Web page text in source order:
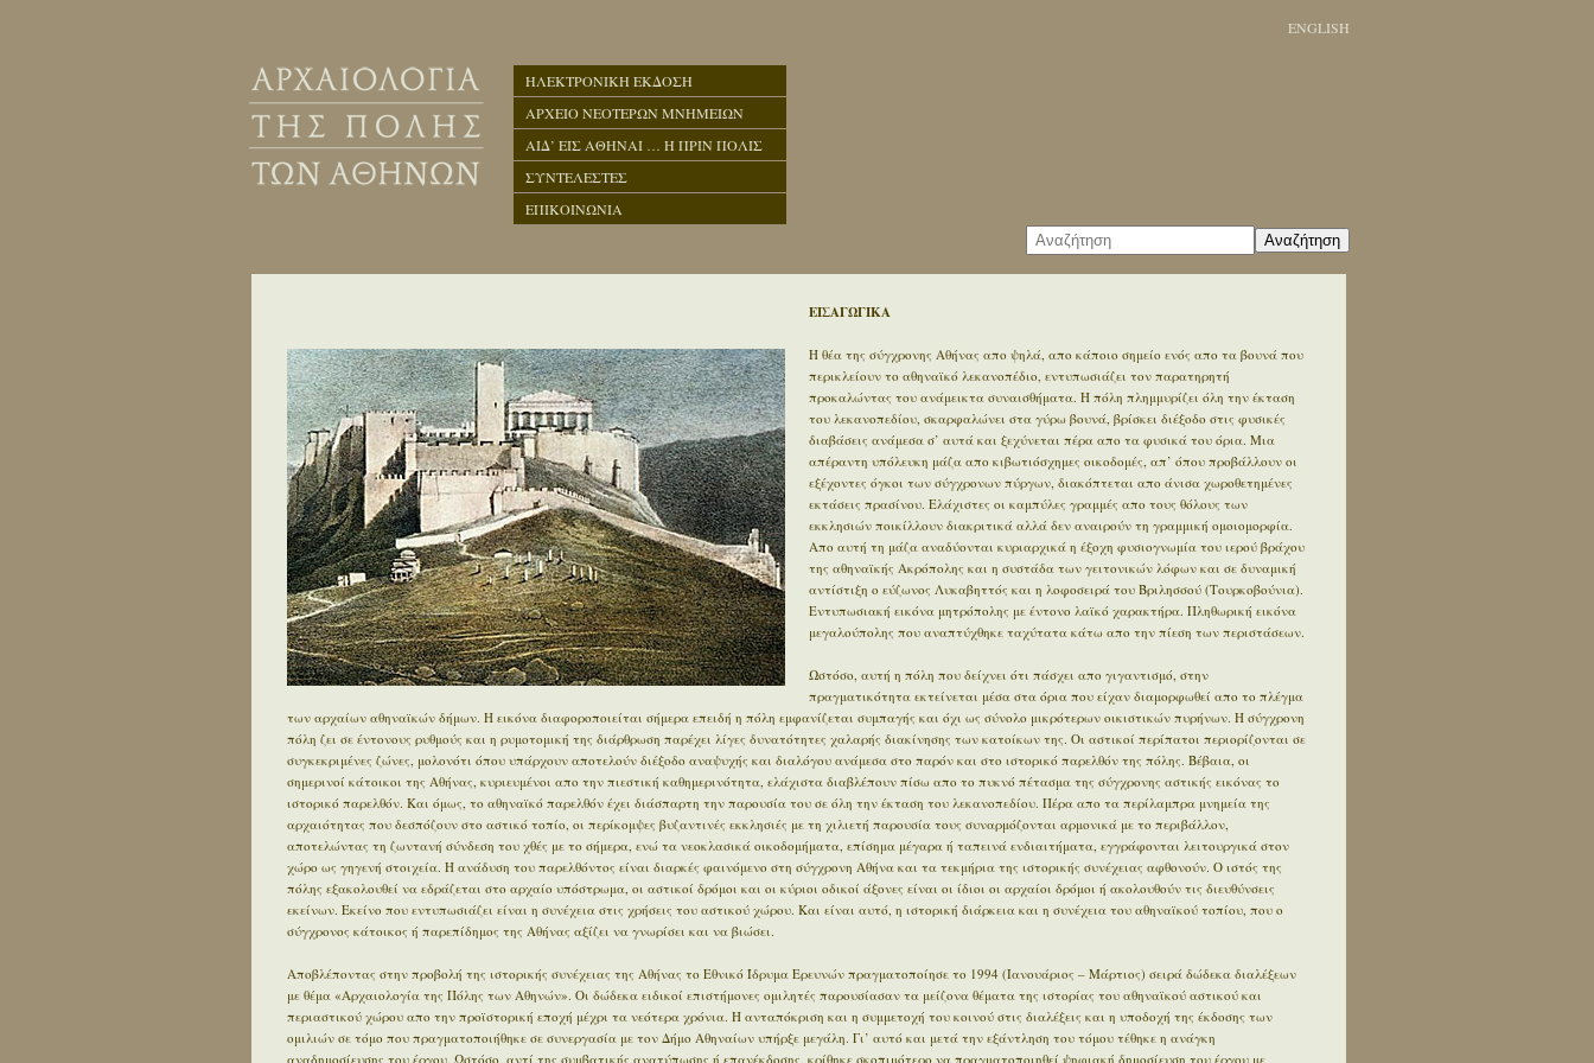
ENGLISH
ΗΛΕΚΤΡΟΝΙΚΗ ΕΚΔΟΣΗ
ΑΡΧΕΙΟ ΝΕΟΤΕΡΩΝ ΜΝΗΜΕΙΩΝ
ΑΙΔ’ ΕΙΣ ΑΘΗΝΑΙ … Η ΠΡΙΝ ΠΟΛΙΣ
ΣΥΝΤΕΛΕΣΤΕΣ
ΕΠΙΚΟΙΝΩΝΙΑ
Αναζήτηση
ΕΙΣΑΓΩΓΙΚΑ
Η θέα της σύγχρονης Αθήνας απο ψηλά, απο κάποιο σημείο ενός απο τα βουνά που
περικλείουν το αθηναϊκό λεκανοπέδιο, εντυπωσιάζει τον παρατηρητή
προκαλώντας του ανάμεικτα συναισθήματα. Η πόλη πλημμυρίζει όλη την έκταση
του λεκανοπεδίου, σκαρφαλώνει στα γύρω βουνά, βρίσκει διέξοδο στις φυσικές
διαβάσεις ανάμεσα σ’ αυτά και ξεχύνεται πέρα απο τα φυσικά του όρια. Μια
απέραντη υπόλευκη μάζα απο κιβωτιόσχημες οικοδομές, απ’ όπου προβάλλουν οι
εξέχοντες όγκοι των σύγχρονων πύργων, διακόπτεται απο άνισα χωροθετημένες
εκτάσεις πρασίνου. Ελάχιστες οι καμπύλες γραμμές απο τους θόλους των
εκκλησιών ποικίλλουν διακριτικά αλλά δεν αναιρούν τη γραμμική ομοιομορφία.
Απο αυτή τη μάζα αναδύονται κυριαρχικά η έξοχη φυσιογνωμία του ιερού βράχου
της αθηναϊκής Ακρόπολης και η συστάδα των γειτονικών λόφων και σε δυναμική
αντίστιξη ο εύζωνος Λυκαβηττός και η λοφοσειρά του Βριλησσού (Τουρκοβούνια).
Εντυπωσιακή εικόνα μητρόπολης με έντονο λαϊκό χαρακτήρα. Πληθωρική εικόνα
μεγαλούπολης που αναπτύχθηκε ταχύτατα κάτω απο την πίεση των περιστάσεων.
Ωστόσο, αυτή η πόλη που δείχνει ότι πάσχει απο γιγαντισμό, στην
πραγματικότητα εκτείνεται μέσα στα όρια που είχαν διαμορφωθεί απο το πλέγμα
των αρχαίων αθηναϊκών δήμων. Η εικόνα διαφοροποιείται σήμερα επειδή η πόλη εμφανίζεται συμπαγής και όχι ως σύνολο μικρότερων οικιστικών πυρήνων. Η σύγχρονη
πόλη ζει σε έντονους ρυθμούς και η ρυμοτομική της διάρθρωση παρέχει λίγες δυνατότητες χαλαρής διακίνησης των κατοίκων της. Οι αστικοί περίπατοι περιορίζονται σε
συγκεκριμένες ζώνες, μολονότι όπου υπάρχουν αποτελούν διέξοδο αναψυχής και διαλόγου ανάμεσα στο παρόν και στο ιστορικό παρελθόν της πόλης. Βέβαια, οι
σημερινοί κάτοικοι της Αθήνας, κυριευμένοι απο την πιεστική καθημερινότητα, ελάχιστα διαβλέπουν πίσω απο το πυκνό πέτασμα της σύγχρονης αστικής εικόνας το
ιστορικό παρελθόν. Και όμως, το αθηναϊκό παρελθόν έχει διάσπαρτη την παρουσία του σε όλη την έκταση του λεκανοπεδίου. Πέρα απο τα περίλαμπρα μνημεία της
αρχαιότητας που δεσπόζουν στο αστικό τοπίο, οι περίκομψες βυζαντινές εκκλησιές με τη χιλιετή παρουσία τους συναρμόζονται αρμονικά με το περιβάλλον,
αποτελώντας τη ζωντανή σύνδεση του χθές με το σήμερα, ενώ τα νεοκλασικά οικοδομήματα, επίσημα μέγαρα ή ταπεινά ενδιαιτήματα, εγγράφονται λειτουργικά στον
χώρο ως γηγενή στοιχεία. Η ανάδυση του παρελθόντος είναι διαρκές φαινόμενο στη σύγχρονη Αθήνα και τα τεκμήρια της ιστορικής συνέχειας αφθονούν. Ο ιστός της
πόλης εξακολουθεί να εδράζεται στο αρχαίο υπόστρωμα, οι αστικοί δρόμοι και οι κύριοι οδικοί άξονες είναι οι ίδιοι οι αρχαίοι δρόμοι ή ακολουθούν τις διευθύνσεις
εκείνων. Εκείνο που εντυπωσιάζει είναι η συνέχεια στις χρήσεις του αστικού χώρου. Και είναι αυτό, η ιστορική διάρκεια και η συνέχεια του αθηναϊκού τοπίου, που ο
σύγχρονος κάτοικος ή παρεπίδημος της Αθήνας αξίζει να γνωρίσει και να βιώσει.
Αποβλέποντας στην προβολή της ιστορικής συνέχειας της Αθήνας το Εθνικό Ίδρυμα Ερευνών πραγματοποίησε το 1994 (Ιανουάριος – Μάρτιος) σειρά δώδεκα διαλέξεων
με θέμα «Αρχαιολογία της Πόλης των Αθηνών». Οι δώδεκα ειδικοί επιστήμονες ομιλητές παρουσίασαν τα μείζονα θέματα της ιστορίας του αθηναϊκού αστικού και
περιαστικού χώρου απο την προϊστορική εποχή μέχρι τα νεότερα χρόνια. Η ανταπόκριση και η συμμετοχή του κοινού στις διαλέξεις και η υποδοχή της έκδοσης των
ομιλιών σε τόμο που πραγματοποιήθηκε σε συνεργασία με τον Δήμο Αθηναίων υπήρξε μεγάλη. Γι’ αυτό και μετά την εξάντληση του τόμου τέθηκε η ανάγκη
αναδημοσίευσης του έργου. Ωστόσο, αντί της συμβατικής ανατύπωσης ή επανέκδοσης, κρίθηκε σκοπιμότερο να πραγματοποιηθεί ψηφιακή δημοσίευση του έργου με